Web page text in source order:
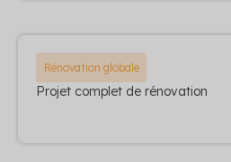
Rénovation globale
Projet complet de rénovation